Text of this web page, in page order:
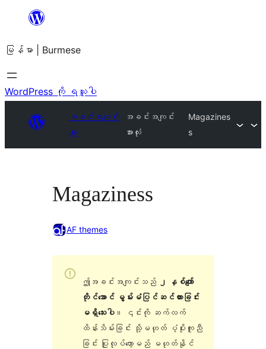
အကြောင်းအရာ
ကျော်သွား
ရန်
မြန်မာ | Burmese
WordPress ကို ရယူပါ
အခင်းအကျင်း
များ
အခင်းအကျင်း
အားလုံး
Magazines
s
Magaziness
AF themes
ဤအခင်းအကျင်းသည်
၂ နှစ်ကျော်
တိုင်အောင် မွမ်းမံပြင်ဆင်ထားခြင်း
မရှိသေးပါ။ ၎င်းကို ဆက်လက်
ထိန်းသိမ်းခြင်း သို့မဟုတ် ပံ့ပိုးကူညီ
ခြင်း ပြုလုပ်တော့မည် မဟုတ်နိုင်